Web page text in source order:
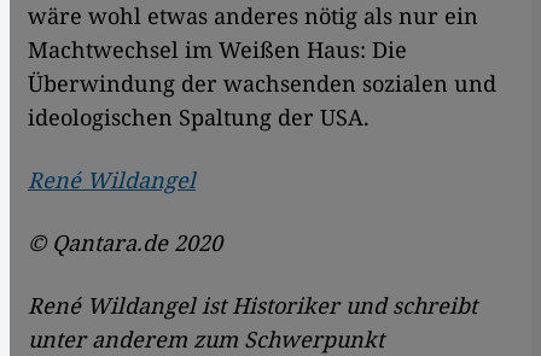
wäre wohl etwas anderes nötig als nur ein
Machtwechsel im Weißen Haus: Die
Überwindung der wachsenden sozialen und
ideologischen Spaltung der USA.
René Wildangel
© Qantara.de 2020
René Wildangel ist Historiker und schreibt
unter anderem zum Schwerpunkt